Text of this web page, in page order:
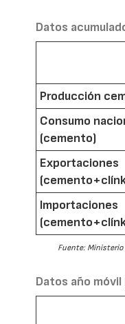
Datos
Producción
Consumo
(cemento)
Exportaciones
Importaciones
Fuente:
Datos año